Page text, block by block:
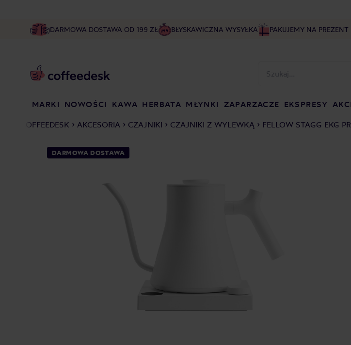
DARMOWA DOSTAWA OD 199 ZŁ BŁYSKAWICZNA WYSYŁKA PAKUJEMY NA PREZENT
MARKI NOWOŚCI KAWA HERBATA MŁYNKI ZAPARZACZE EKSPRESY
COFFEEDESK AKCESORIA CZAJNIKI CZAJNIKI Z WYLEWKĄ FELLOW STAGG EKG
DARMOWA DOSTAWA